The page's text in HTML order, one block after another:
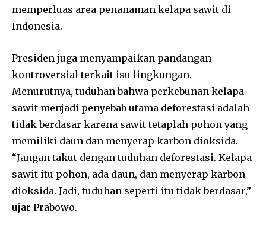
memperluas area penanaman kelapa sawit di
Indonesia.
Presiden juga menyampaikan pandangan
kontroversial terkait isu lingkungan.
Menurutnya, tuduhan bahwa perkebunan kelapa
sawit menjadi penyebab utama deforestasi adalah
tidak berdasar karena sawit tetaplah pohon yang
memiliki daun dan menyerap karbon dioksida.
“Jangan takut dengan tuduhan deforestasi. Kelapa
sawit itu pohon, ada daun, dan menyerap karbon
dioksida. Jadi, tuduhan seperti itu tidak berdasar,”
ujar Prabowo.